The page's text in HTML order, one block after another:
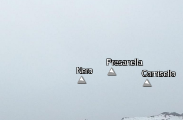
Nero
Presanella
Cornisello